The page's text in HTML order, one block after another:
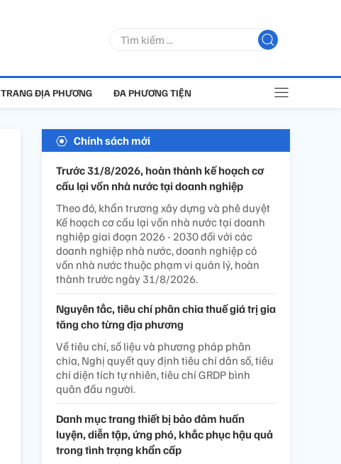
TRANG ĐỊA PHƯƠNG ĐA PHƯƠNG TIỆN
Chính sách mới
Trước 31/8/2026, hoàn thành kế hoạch cơ
cấu lại vốn nhà nước tại doanh nghiệp
Theo đó, khẩn trương xây dựng và phê duyệt
Kế hoạch cơ cấu lại vốn nhà nước tại doanh
nghiệp giai đoạn 2026 - 2030 đối với các
doanh nghiệp nhà nước, doanh nghiệp có
vốn nhà nước thuộc phạm vi quản lý, hoàn
thành trước ngày 31/8/2026.
Nguyên tắc, tiêu chí phân chia thuế giá trị gia
tăng cho từng địa phương
Về tiêu chí, số liệu và phương pháp phân
chia, Nghị quyết quy định tiêu chí dân số, tiêu
chí diện tích tự nhiên, tiêu chí GRDP bình
quân đầu người.
Danh mục trang thiết bị bảo đảm huấn
luyện, diễn tập, ứng phó, khắc phục hậu quả
trong tình trạng khẩn cấp